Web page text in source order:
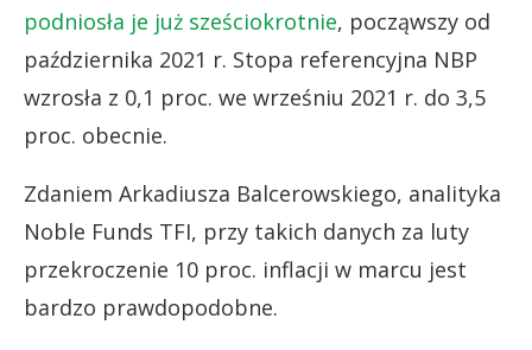
podniosła je już sześciokrotnie, począwszy od
października 2021 r. Stopa referencyjna NBP
wzrosła z 0,1 proc. we wrześniu 2021 r. do 3,5
proc. obecnie.
Zdaniem Arkadiusza Balcerowskiego, analityka
Noble Funds TFI, przy takich danych za luty
przekroczenie 10 proc. inflacji w marcu jest
bardzo prawdopodobne.